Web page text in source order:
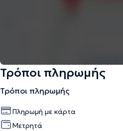
Τρόποι πληρωμής
Τρόποι πληρωμής
Πληρωμή με κάρτα
Μετρητά